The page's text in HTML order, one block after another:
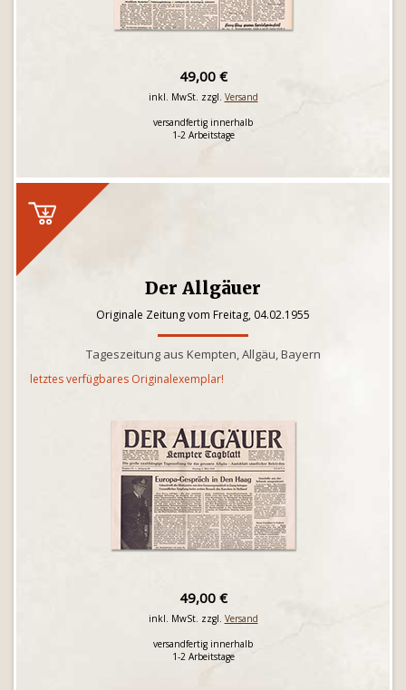
49,00 €
inkl. MwSt. zzgl. Versand
versandfertig innerhalb
1-2 Arbeitstage
Der Allgäuer
Originale Zeitung vom Freitag, 04.02.1955
Tageszeitung aus Kempten, Allgäu, Bayern
letztes verfügbares Originalexemplar!
49,00 €
inkl. MwSt. zzgl. Versand
versandfertig innerhalb
1-2 Arbeitstage